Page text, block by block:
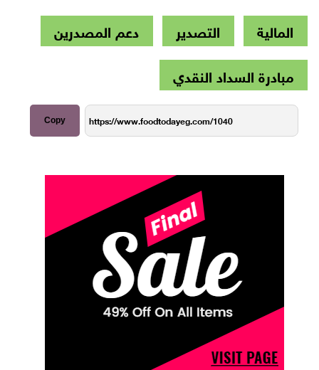
المالية التصدير
دعم المصدرين
مبادرة السداد النقدي
Copy